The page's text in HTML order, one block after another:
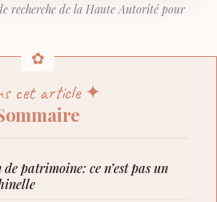
recherche de la Haute Autorité pour
cet article ✦
patrimoine: ce n’est pas un